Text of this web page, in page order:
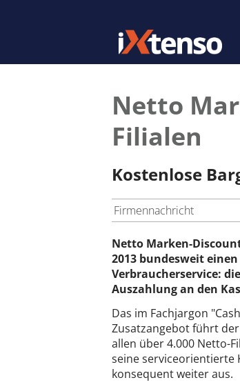
Netto
Filialen
Kostenlose
Firmennachricht
Netto Marken-
2013 bundesweit
Verbraucherservice:
Auszahlung an den
Das im Fachjargon
Zusatzangebot führt
allen über 4.000 Netto-
seine serviceorientierte
konsequent weiter aus.